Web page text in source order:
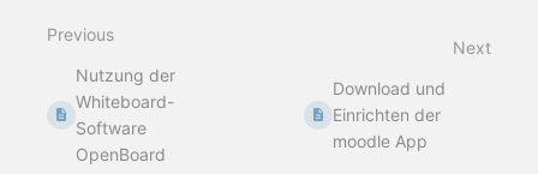
Previous
Nutzung der
Whiteboard-
Software
OpenBoard
Next
Download und
Einrichten der
moodle App